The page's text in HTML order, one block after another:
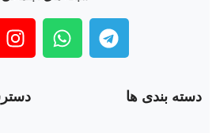
دسته بندی ها